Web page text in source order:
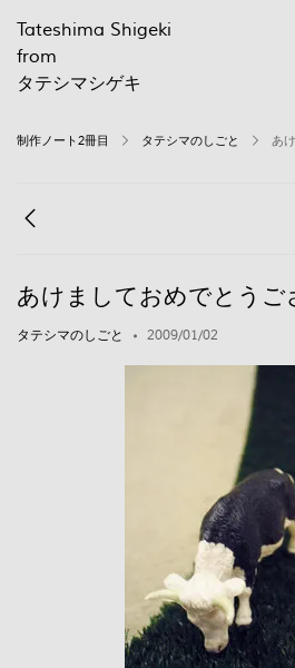
Tateshima Shigeki
from
タテシマシゲキ
制作ノート2冊目 タテシマのしごと あ
あけましておめでとうご
タテシマのしごと 2009/01/02